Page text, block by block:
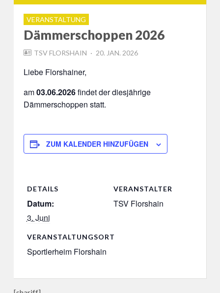
VERANSTALTUNG
Dämmerschoppen 2026
TSV FLORSHAIN
POSTED
20. JAN. 2026
Liebe Florshainer,
am03.06.2026findet der diesjährige
Dämmerschoppen statt.
ZUM KALENDER HINZUFÜGEN
DETAILS
Datum:
3. Juni
VERANSTALTUNGSORT
Sportlerheim Florshain
VERANSTALTER
TSV Florshain